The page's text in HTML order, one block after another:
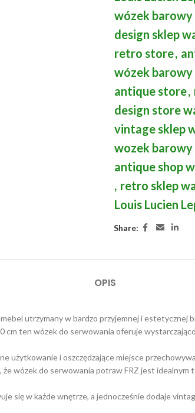
wózek barowy
design sklep
retro store,
wózek barowy
antique store,
design store
vintage sklep
wozek
antique shop
, retro sklep
Louis Lucien
Share:
OPIS
utrzymany w bardzo przyjemnej i estetycznej
cm ten wózek do serwowania oferuje
użytkowanie i oszczędzające miejsce
wózek do serwowania potraw FRZ jest idealnym
się w każde wnętrze, a jednocześnie dodaje